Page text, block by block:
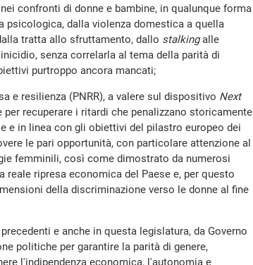
confronti di donne e bambine, in qualunque forma
psicologica, dalla violenza domestica a quella
tratta allo sfruttamento, dallo stalkingalle
senza correlarla al tema della parità di
purtroppo ancora mancati;
(PNRR), a valere sul dispositivo Next
recuperare i ritardi che penalizzano storicamente
e in linea con gli obiettivi del pilastro europeo dei
le pari opportunità, con particolare attenzione al
femminili, così come dimostrato da numerosi
ripresa economica del Paese e, per questo
della discriminazione verso le donne al fine
e anche in questa legislatura, da Governo
politiche per garantire la parità di genere,
l'indipendenza economica, l'autonomia e